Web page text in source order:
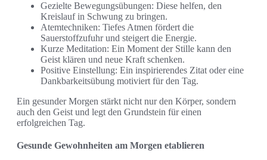
Gezielte Bewegungsübungen: Diese helfen, den
Kreislauf in Schwung zu bringen.
Atemtechniken: Tiefes Atmen fördert die
Sauerstoffzufuhr und steigert die Energie.
Kurze Meditation: Ein Moment der Stille kann den
Geist klären und neue Kraft schenken.
Positive Einstellung: Ein inspirierendes Zitat oder eine
Dankbarkeitsübung motiviert für den Tag.
Ein gesunder Morgen stärkt nicht nur den Körper, sondern
auch den Geist und legt den Grundstein für einen
erfolgreichen Tag.
Gesunde Gewohnheiten am Morgen etablieren